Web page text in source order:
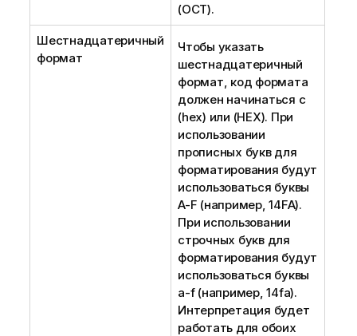
(OCT).
Шестнадцатеричный
формат
Чтобы указать
шестнадцатеричный
формат, код формата
должен начинаться с
(hex) или (HEX). При
использовании
прописных букв для
форматирования будут
использоваться буквы
A-F (например,14FA).
При использовании
строчных букв для
форматирования будут
использоваться буквы
a-f(например,14fa).
Интерпретация будет
работать для обоих